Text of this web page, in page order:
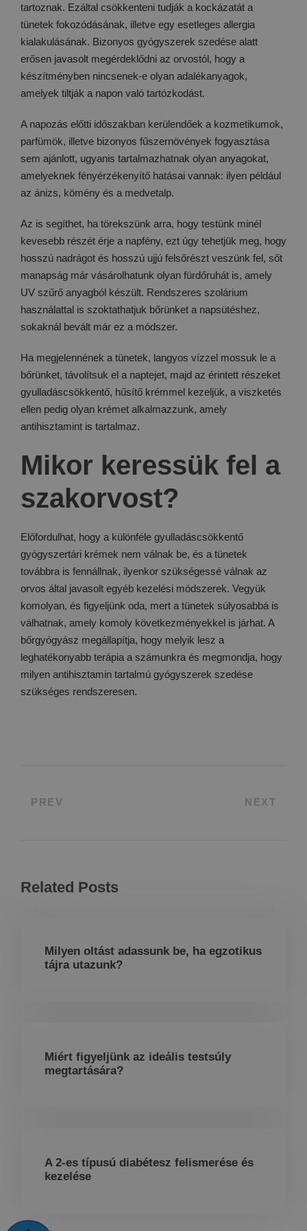
tartoznak. Ezáltal csökkenteni tudják a kockázatát a
tünetek fokozódásának, illetve egy esetleges allergia
kialakulásának. Bizonyos gyógyszerek szedése alatt
erősen javasolt megérdeklődni az orvostól, hogy a
készítményben nincsenek-e olyan adalékanyagok,
amelyek tiltják a napon való tartózkodást.
A napozás előtti időszakban kerülendőek a kozmetikumok,
parfümök, illetve bizonyos fűszernövények fogyasztása
sem ajánlott, ugyanis tartalmazhatnak olyan anyagokat,
amelyeknek fényérzékenyítő hatásai vannak: ilyen például
az ánizs, kömény és a medvetalp.
Az is segíthet, ha törekszünk arra, hogy testünk minél
kevesebb részét érje a napfény, ezt úgy tehetjük meg, hogy
hosszú nadrágot és hosszú ujjú felsőrészt veszünk fel, sőt
manapság már vásárolhatunk olyan fürdőruhát is, amely
UV szűrő anyagból készült. Rendszeres szolárium
használattal is szoktathatjuk bőrünket a napsütéshez,
sokaknál bevált már ez a módszer.
Ha megjelennének a tünetek, langyos vízzel mossuk le a
bőrünket, távolítsuk el a naptejet, majd az érintett részeket
gyulladáscsökkentő, hűsítő krémmel kezeljük, a viszketés
ellen pedig olyan krémet alkalmazzunk, amely
antihisztamint is tartalmaz.
Mikor keressük fel a
szakorvost?
Előfordulhat, hogy a különféle gyulladáscsökkentő
gyógyszertári krémek nem válnak be, és a tünetek
továbbra is fennállnak, ilyenkor szükségessé válnak az
orvos által javasolt egyéb kezelési módszerek. Vegyük
komolyan, és figyeljünk oda, mert a tünetek súlyosabbá is
válhatnak, amely komoly következményekkel is járhat. A
bőrgyógyász megállapítja, hogy melyik lesz a
leghatékonyabb terápia a számunkra és megmondja, hogy
milyen antihisztamin tartalmú gyógyszerek szedése
szükséges rendszeresen.
PREV NEXT
Related Posts
Milyen oltást adassunk be, ha egzotikus
tájra utazunk?
Miért figyeljünk az ideális testsúly
megtartására?
A 2-es típusú diabétesz felismerése és
kezelése